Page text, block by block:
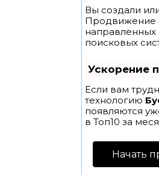
Вы создали
Продвижение
поисковых
Ускорение
Если вам
технологию
появляются
в Топ10 за
Начать
ПЕРВОГО